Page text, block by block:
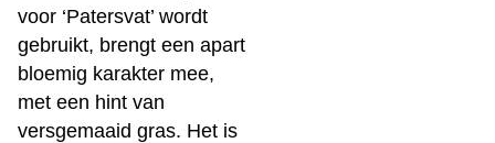
voor ‘Patersvat’ wordt
gebruikt, brengt een apart
bloemig karakter mee,
met een hint van
versgemaaid gras. Het is